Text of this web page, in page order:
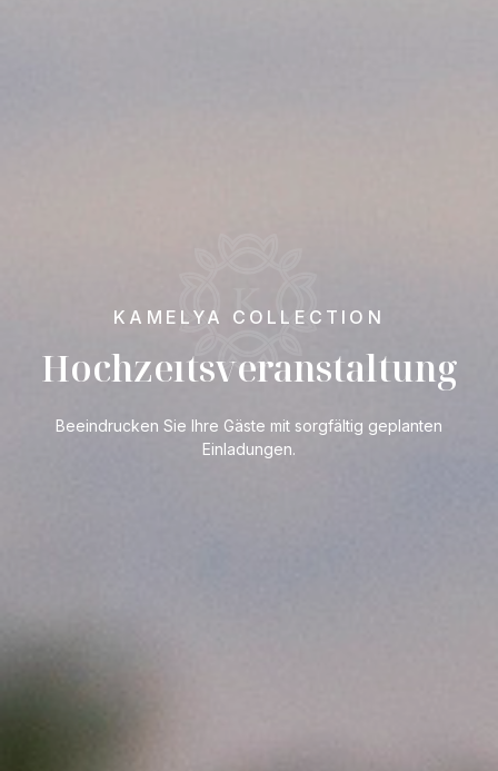
KAMELYA COLLECTION
Hochzeıtsveranstaltung
Beeindrucken Sie Ihre Gäste mit sorgfältig geplanten
Einladungen.